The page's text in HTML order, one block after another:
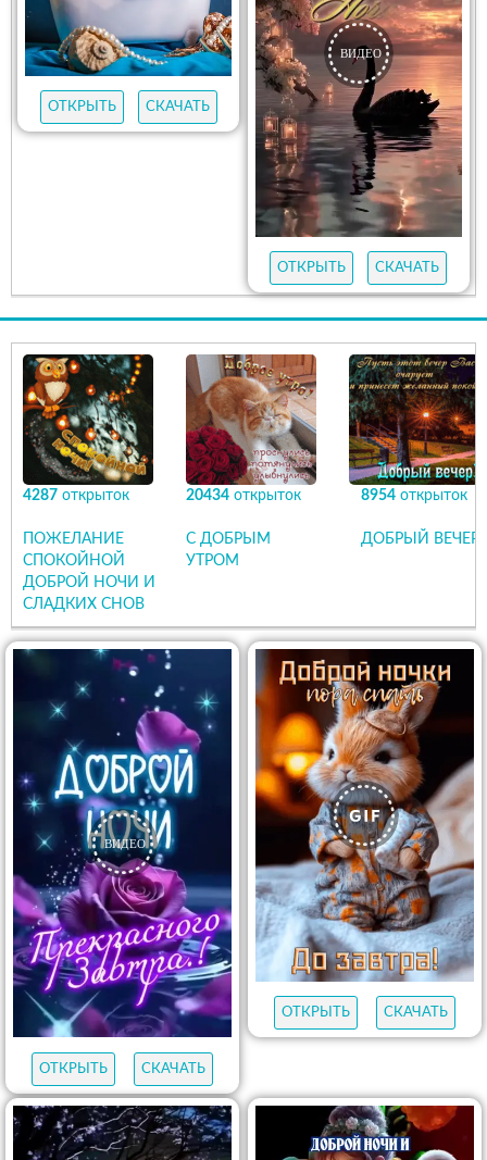
ОТКРЫТЬ СКАЧАТЬ
ОТКРЫТЬ СКАЧАТЬ
4287 открыток
ПОЖЕЛАНИЕ
СПОКОЙНОЙ
ДОБРОЙ НОЧИ И
СЛАДКИХ СНОВ
20434 открыток
С ДОБРЫМ
УТРОМ
8954открыток
ДОБРЫЙ ВЕЧЕР
ОТКРЫТЬ СКАЧАТЬ
ОТКРЫТЬ СКАЧАТЬ